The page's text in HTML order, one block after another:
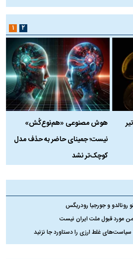
قیمت روز ارز‌های دیجیتال ۱۶ تیر
هوش مصنوعی «هم‌نوع‌کُش»
نیست؛ جمینای حاضر به حذف مدل
کوچک‌تر نشد
۱ ۲
رونالدو و جورجیا رودریگس
مورد قبول ملت ایران نیست
غلط ارزی را دستاورد جا نزنید